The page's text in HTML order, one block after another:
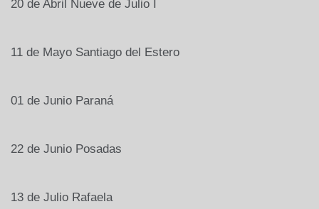
20 de Abril Nueve de Julio I
11 de Mayo Santiago del Estero
01 de Junio Paraná
22 de Junio Posadas
13 de Julio Rafaela